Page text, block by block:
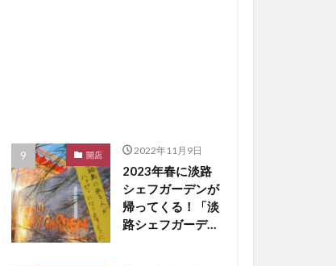
開店 2022年11月9日
2023年春に淡路
シェフガーデンが
帰ってくる！「淡
路シェフガーデン